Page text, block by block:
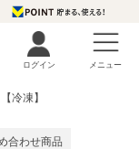
ログイン メニュー
冷凍】
合わせ商品